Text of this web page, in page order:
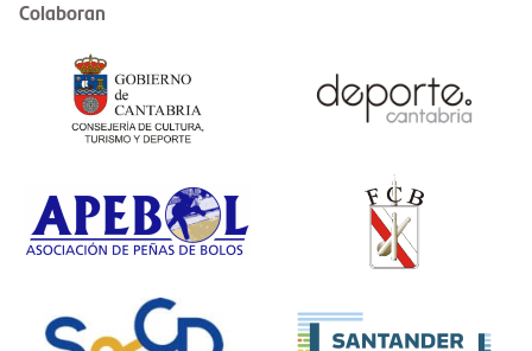
Colaboran